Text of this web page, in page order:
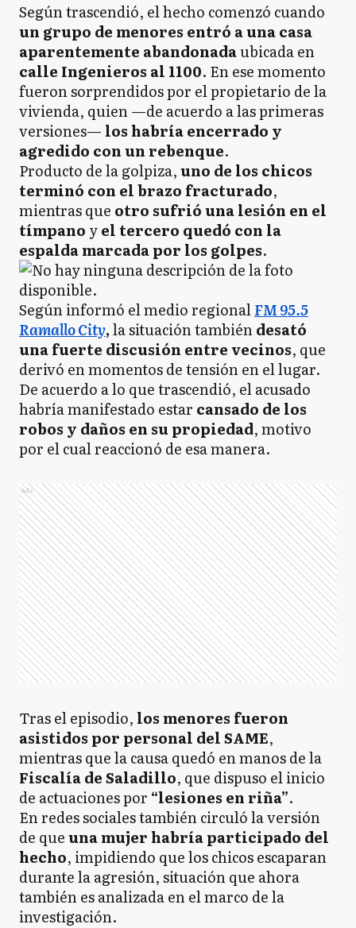
Según trascendió, el hecho comenzó cuando
un grupo de menores entró a una casa
aparentemente abandonadaubicada en
calle Ingenieros al 1100. En ese momento
fueron sorprendidos por el propietario de la
vivienda, quien —de acuerdo a las primeras
versiones— los habría encerrado y
agredido con un rebenque.
Producto de la golpiza,uno de los chicos
terminó con el brazo fracturado,
mientras que otro sufrió una lesión en el
tímpano yel tercero quedó con la
espalda marcada por los golpes.
Según informó el medio regionalFM 95.5
Ramallo City,la situación tambiéndesató
una fuerte discusión entre vecinos, que
derivó en momentos de tensión en el lugar.
De acuerdo a lo que trascendió, el acusado
habría manifestado estar cansado de los
robos y daños en su propiedad, motivo
por el cual reaccionó de esa manera.
Ads
Tras el episodio, los menores fueron
asistidos por personal del SAME,
mientras que la causa quedó en manos de la
Fiscalía de Saladillo, que dispuso el inicio
de actuaciones por “lesiones en riña”.
En redes sociales también circuló la versión
de queuna mujer habría participado del
hecho, impidiendo que los chicos escaparan
durante la agresión, situación que ahora
también es analizada en el marco de la
investigación.